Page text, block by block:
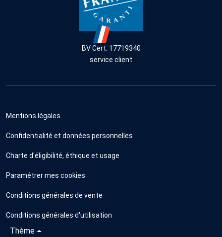
BV Cert. 17719340
service client
Mentions légales
Confidentialité et données personnelles
Charte d'éligibilité, éthique et usage
Paramétrer mes cookies
Conditions générales de vente
Conditions générales d'utilisation
Thème